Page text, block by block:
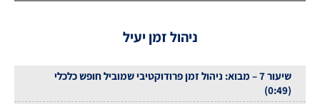
ניהול זמן יעיל
שיעור 7 – מבוא: ניהול זמן פרודוקטיבי שמוביל חופש כלכלי
(0:49)